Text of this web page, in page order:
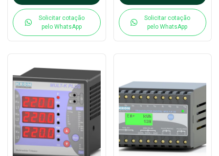
Solicitar cotação
pelo WhatsApp
Solicitar cotação
pelo WhatsApp